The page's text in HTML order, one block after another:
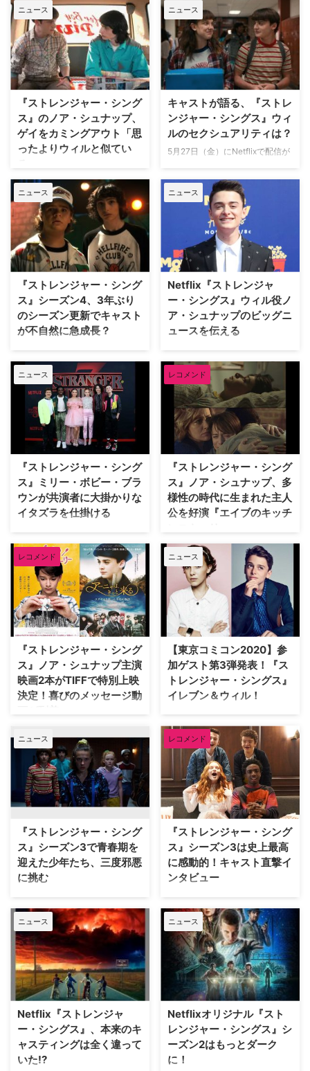
🚨 STRANGER THING …
ヤーズ役で知られるノア・シュナ
ップが、作品の中でウィルが直面
したセクシュアリティに関する葛
藤が、彼自身のカミングアウトに
影響を与えたと語った。米
Entertaiment Weeklyが報じた。
ー・ボビー・ブラウン ノアは、
今年初めTikTokで自分がゲイで
あることを告白した。 Varietyと
のインタビューで、カミングアウ
ーであるウィルから影響を受けた
と語った。 「ウィルがゲイ …
ス 未知の世界』のウィル・バイ
ヤーズ役で知られ、最近ゲイをカ
ミングアウトしたノア・シュナッ
プが、LGBTQ＋の文化を称える
「プライド・パレード」に初参加
した。 「Straight Outta the
Closet（クローゼットから直
行）」 6月25日（日）、ノアはニ
ューヨークで開催されたプライ
ド・フェスティバルに参加した時
の画像をInstagramで公開。
ンボーカラーのヘアバンドと、
「Straight Outta the Closet（ …
ニュース
『ストレンジャー・シング
ス』のノア・シュナップ、
ゲイをカミングアウト「思
ったよりウィルと似てい
社会現象を巻き起こした世界的人
気シリーズ『ストレンジャー・シ
ングス 未知の世界』のウィル・
バイヤーズ役で知られるノア・シ
ュナップが、ゲイであることをカ
ミングアウトしたと米TVlineが伝
えている。 TikTokでカミングア
ウト 昨年5月から配信開始した
Netflixシリーズ『ストレンジャ
ー・シングス 未知の世界4』で
ノア・シュナップ演じるウィルの
セクシュアリティが注目の的にな
イであることをカミングアウトし
た。 1月5日（木）、TikTokにベ
ッドの上で自撮りしながら、他の
動画 …
ニュース
キャストが語る、『ストレ
ンジャー・シングス』ウィ
ルのセクシュアリティは？
5月27日（金）にNetflixで配信が
グス 未知の世界4』。本作に出
演するイレブン役のミリー・ボビ
ー・ブラウンとウィル役のノア・
シュナップがウィルのセクシュア
リティについて話したと米
Varietyが伝えている。（※本記事
はシーズン4の内容を含みま
『ストレンジャー・シングス』シ
ーズン4のパート1。お馴染みの
キャラに、個性豊かな新キャラク
ターも加わり、舞台もホーキンス
展開。ますますスケールは …
ニュース
『ストレンジャー・シング
ス』シーズン4、3年ぶり
のシーズン更新でキャスト
が不自然に急成長？
5月27日（金）に最新シーズン4
のPart1配信開始を控え、再び盛
り上がりを見せている『ストレン
ジャー・シングス 未知の世界』
（以下、『ストレンジャー・シン
グス』）。2016年の配信開始か
ら6年経ち、幼かったキャストた
ちもすっかり大人びてしまった
が、年齢にまつわる心配事につい
て出演者が口を開いたと米
ScreenRantが伝えている。 2016
年7月に配信が始まった『ストレ
ンジャー・シングス』。マット＆
作は、瞬く間に社会現象を巻き起
こすほど人気を集め、若手俳優た
ちの世界的知名度 …
ニュース
Netflix『ストレンジャ
ー・シングス』ウィル役ノ
ア・シュナップのビッグニ
ュースを伝える
『ストレンジャー・シングス 未
知の世界』でウィル役を演じ、大
ブレイクしたノア・シュナップの
ビッグニュースをNetflixがシェア
したことをDigital Spyが伝えてい
る。 社会現象を巻き起こすほど
の人気を誇り、シーズン4の配信
が待ち望まれるNetflixオリジナル
シリーズ『ストレンジャー・シン
グス 未知の世界』。ミ…
ニュース
『ストレンジャー・シング
ス』ミリー・ボビー・ブラ
ウンが共演者に大掛かりな
イタズラを仕掛ける
Netflixの大ヒットSFホラードラ
マ『ストレンジャー・シングス
未知の世界』でウィル・バイヤー
ズを演じるノア・シュナップが、
イレブン役のミリー・ボビー・ブ
ラウンに仕掛けられた大掛かりな
イタズラを明かしている。 米
Peopleのインタビューで、ノア
愉快な出来事について語った。
「シーズン…
レコメンド
『ストレンジャー・シング
ス』ノア・シュナップ、多
様性の時代に生まれた主人
公を好演『エイブのキッチ
Netflixの大ヒットドラマ『ストレ
ンジャー・シングス 未知の世
界』でウィルを演じブレイクを果
たしたノア・シュナップが主演す
る映画『エイブのキッチンストー
リー』の場面写真4枚が解禁され
た。 『エイブのキッチンストー
リー』は、ブルックリン生まれの
12歳の少年エイブが大好きな料理
を通して家族や自分自身を見つめ
直す成長スト…
レコメンド
『ストレンジャー・シング
ス』ノア・シュナップ主演
映画2本がTIFFで特別上映
決定！喜びのメッセージ動
画が到着
レンジャー・シングス 未知の世
界』のウィル役でブレイクを果た
したノア・シュナップの主演の映
画『エイブのキッチンストーリ
ー』と『アーニャは、きっと来
（金）、11月27日（金）より2週
連続で劇場公開となる。この度、
劇場公開に先駆け、10月31日
（土）より開…
ニュース
【東京コミコン2020】参
加ゲスト第3弾発表！『ス
トレンジャー・シングス』
イレブン＆ウィル！
12月4日（金）から12月6日
（日）の3日間開催される、東京
コミックコンベンション
2020（東京コミコン2020）。今
年の参加ゲスト第3弾が発表さ
れ、『ストレンジャー・シングス
未知の世界』でお馴染みの若手注
目株の俳優、ウィル役のノア・シ
ボビー・ブラウンが決定した。
ノア・シュナップは『ス…
ニュース
『ストレンジャー・シング
ス』シーズン3で青春期を
迎えた少年たち、三度邪悪
に挑む
2016年のシーズン1配信開始から
高い人気を誇り、翌年にはシーズ
ン2が、そして今月初めにシーズ
ン3が登場した『ストレンジャ
ー・シングス 未知の世界』。驚
きの視聴数を記録した人気作であ
るだけでなく、ルイ・ヴィトンや
ナイキなどとコラボし、アメリカ
るシリーズだ。番組開始当初に中
学生だった主人公た…
レコメンド
『ストレンジャー・シング
ス』シーズン3は史上最高
に感動的！キャスト直撃イ
ンタビュー
7月4日（木）よりシーズン3が独
占配信となるNetflixオリジナルシ
リーズ『ストレンジャー・シング
ス 未知の世界』。一足先に初来
日を果たしたミリー・ボビー・ブ
ラウン（イレブン役）に続いて日
本へやってきた4人のキッズた
ち、ケイレブ・マクロクリン（ル
ン・マタラッツォ（ダスティン・
ヘンダーソン…
ニュース
Netflix『ストレンジャ
ー・シングス』、本来のキ
ャスティングは全く違って
いた!?
ニュース
Netflixオリジナル『スト
レンジャー・シングス』シ
ーズン2はもっとダーク
に！